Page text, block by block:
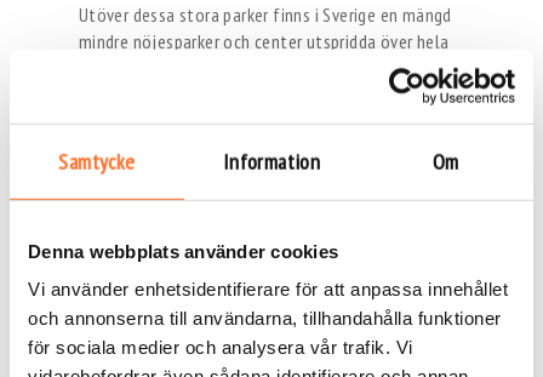
Samtycke Information Om
Denna webbplats använder cookies
Vi använder enhetsidentifierare för att anpassa innehållet
och annonserna till användarna, tillhandahålla funktioner
för sociala medier och analysera vår trafik. Vi
Utöver dessa stora parker finns i Sverige en mängd
mindre nöjesparker och center utspridda över hela
landet. Dessa parker erbjuder ett brett utbud av
attraktioner, från traditionella karuseller och
radiobilar till vattenturer och interaktiva spel,
vilket säkerställer att det finns något för alla att
njuta av.
av dessa nöjesparker, eftersom de lockar både
till landets turismintäkter. Dessa parker fungerar
också som mötesplatser för olika evenemang,
inklusive konserter, festivaler och